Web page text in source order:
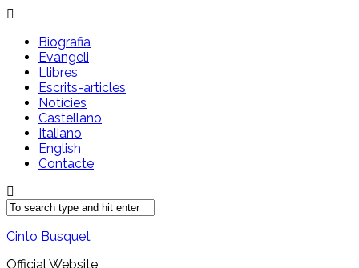
Biografia
Evangeli
Llibres
Escrits-articles
Notícies
Castellano
Italiano
English
Contacte
Cinto Busquet
Official Website